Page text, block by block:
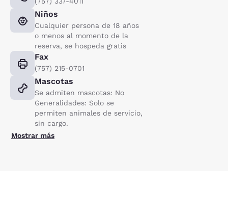
Niños
Cualquier persona de 18 años
o menos al momento de la
reserva, se hospeda gratis
Fax
(757) 215-0701
Mascotas
Se admiten mascotas: No
Generalidades: Solo se
permiten animales de servicio,
sin cargo.
Mostrar más